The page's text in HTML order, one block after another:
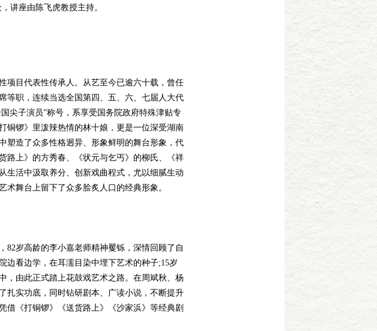
讲座由陈飞虎教授主持。
目代表性传承人。从艺至今已逾六十载，曾任
等职，连续当选全国第四、五、六、七届人大代
尖子演员”称号，系享受国务院政府特殊津贴专
铜锣》里泼辣热情的林十娘，更是一位深受湖南
塑造了众多性格迥异、形象鲜明的舞台形象，代
路上》的方秀春、《状元与乞丐》的柳氏、《祥
生活中汲取养分、创新戏曲程式，尤以细腻生动
舞台上留下了众多脍炙人口的经典形象。
岁高龄的李小嘉老师精神矍铄，深情回顾了自
边看边学，在耳濡目染中埋下艺术的种子;15岁
，由此正式踏上花鼓戏艺术之路。在周斌秋、杨
扎实功底，同时钻研剧本、广读小说，不断提升
借《打铜锣》《送货路上》《沙家浜》等经典剧